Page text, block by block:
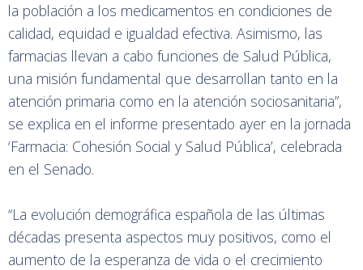
la población a los medicamentos en condiciones de
calidad, equidad e igualdad efectiva. Asimismo, las
farmacias llevan a cabo funciones de Salud Pública,
una misión fundamental que desarrollan tanto en la
atención primaria como en la atención sociosanitaria”,
se explica en el informe presentado ayer en la jornada
‘Farmacia: Cohesión Social y Salud Pública’, celebrada
en el Senado.
“La evolución demográfica española de las últimas
décadas presenta aspectos muy positivos, como el
aumento de la esperanza de vida o el crecimiento